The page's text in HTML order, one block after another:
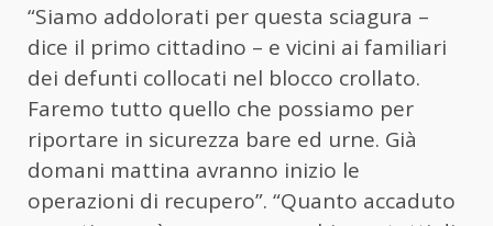
“Siamo addolorati per questa sciagura –
dice il primo cittadino – e vicini ai familiari
dei defunti collocati nel blocco crollato.
Faremo tutto quello che possiamo per
riportare in sicurezza bare ed urne. Già
domani mattina avranno inizio le
operazioni di recupero”. “Quanto accaduto